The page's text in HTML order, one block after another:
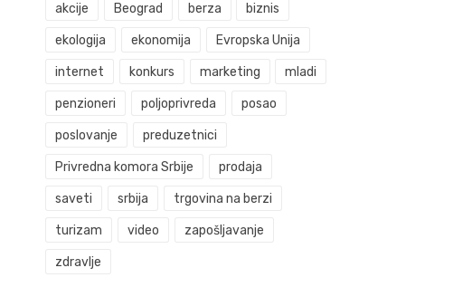
akcije Beograd berza biznis
ekologija ekonomija Evropska Unija
internet konkurs marketing mladi
penzioneri poljoprivreda posao
poslovanje preduzetnici
Privredna komora Srbije prodaja
saveti srbija trgovina na berzi
turizam video zapošljavanje
zdravlje